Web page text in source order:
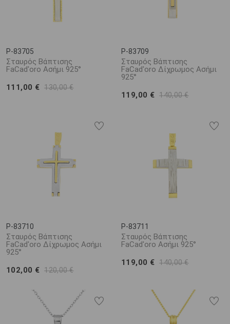
P-83705
Σταυρός Βάπτισης
FaCad'oro Ασήμι 925°
111,00 € 130,00 €
P-83709
Σταυρός Βάπτισης
FaCad'oro Δίχρωμος Ασήμι
925°
119,00 € 140,00 €
P-83710
Σταυρός Βάπτισης
FaCad'oro Δίχρωμος Ασήμι
925°
102,00 € 120,00 €
P-83711
Σταυρός Βάπτισης
FaCad'oro Ασήμι 925°
119,00 € 140,00 €